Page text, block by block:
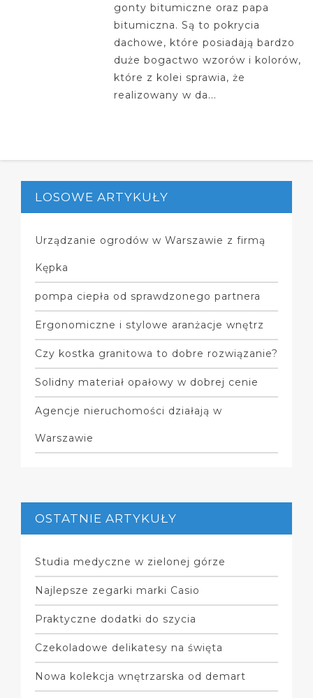
gonty bitumiczne oraz papa
bitumiczna. Są to pokrycia
dachowe, które posiadają bardzo
duże bogactwo wzorów i kolorów,
które z kolei sprawia, że
realizowany w da...
LOSOWE ARTYKUŁY
Urządzanie ogrodów w Warszawie z firmą
Kępka
pompa ciepła od sprawdzonego partnera
Ergonomiczne i stylowe aranżacje wnętrz
Czy kostka granitowa to dobre rozwiązanie?
Solidny materiał opałowy w dobrej cenie
Agencje nieruchomości działają w
Warszawie
OSTATNIE ARTYKUŁY
Studia medyczne w zielonej górze
Najlepsze zegarki marki Casio
Praktyczne dodatki do szycia
Czekoladowe delikatesy na święta
Nowa kolekcja wnętrzarska od demart